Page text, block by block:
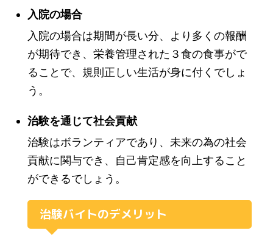
入院の場合
入院の場合は期間が長い分、より多くの報酬
が期待でき、栄養管理された３食の食事がで
ることで、規則正しい生活が身に付くでしょ
う。
治験を通じて社会貢献
治験はボランティアであり、未来の為の社会
貢献に関与でき、自己肯定感を向上すること
ができるでしょう。
治験バイトのデメリット